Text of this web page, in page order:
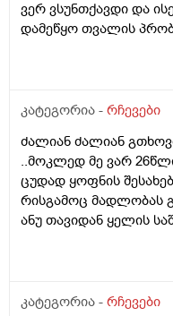
ვერ ვსუნთქავდი და
დამეწყო თვალის
თუარა რო ვირუსი
მეორე დღესაც
ორი გამაყუჩებელი
ნალგეზინიდა ისიც
მქონდა იმისმერე 2 3
თავი მაგრამ
დაწითლებული
ჩავიწვეთეე
მივწერე და მან
კატეგორია - რჩევები
ძალიან ძალიან
..მოკლედ მე ვარ
ცუდად ყოფნის
რისგამოც მადლობას
ანუ თავიდან ყელის
.და დურამოქს 2 დღე
კატეგორია - რჩევები